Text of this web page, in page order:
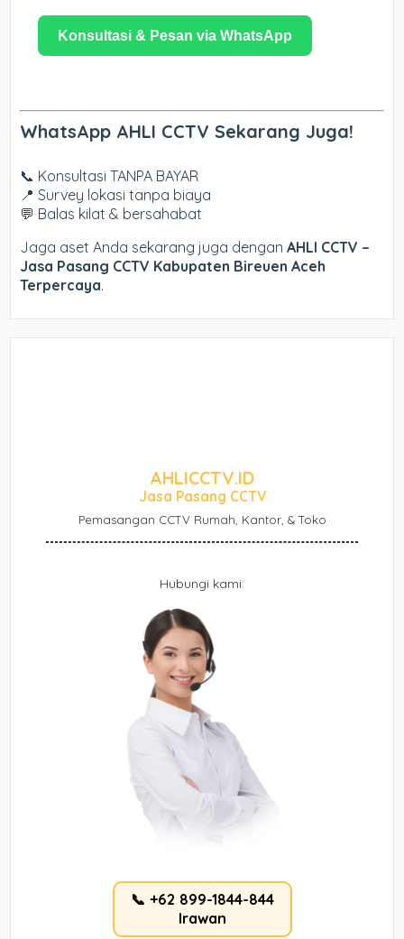
Konsultasi & Pesan via WhatsApp
WhatsApp AHLI CCTV Sekarang Juga!
📞 Konsultasi TANPA BAYAR
📍 Survey lokasi tanpa biaya
💬 Balas kilat & bersahabat
Jaga aset Anda sekarang juga denganAHLI CCTV –
Jasa Pasang CCTV Kabupaten Bireuen Aceh
Terpercaya.
AHLICCTV.ID
Jasa Pasang CCTV
Pemasangan CCTV Rumah, Kantor, & Toko
Hubungi kami:
📞 +62 899-1844-844
Irawan